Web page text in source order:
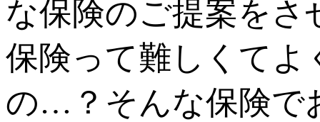
な保険のご提案を
保険って難しくて
の…？そんな保険で